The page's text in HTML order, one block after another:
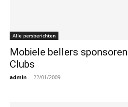
Alle persberichten
Mobiele bellers
Clubs
admin - 22/01/2009